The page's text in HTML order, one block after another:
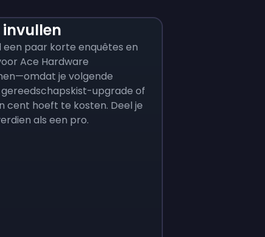
invullen
een paar korte enquêtes en
Ace Hardware
je volgende
upgrade of
cent hoeft te kosten. Deel je
als een pro.